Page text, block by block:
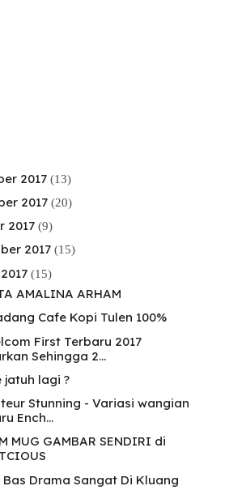
2017 (13)
2017 (20)
2017 (9)
2017 (15)
(15)
AMALINA ARHAM
Cafe Kopi Tulen 100%
First Terbaru 2017
Sehingga 2...
jatuh lagi ?
Stunning - Variasi wangian
Ench...
MUG GAMBAR SENDIRI di
Drama Sangat Di Kluang